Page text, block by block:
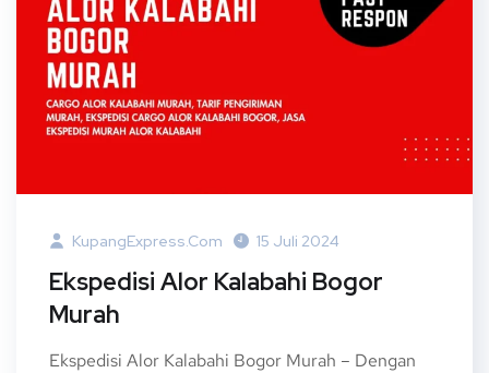
KupangExpress.com 15 Juli 2024
Ekspedisi Alor Kalabahi Bogor
Murah
Ekspedisi Alor Kalabahi Bogor Murah – Dengan